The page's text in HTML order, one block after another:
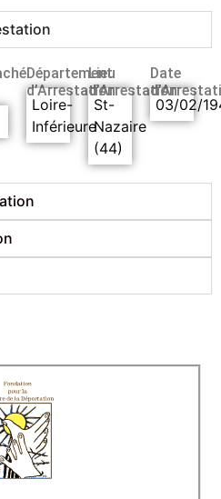
Département
d’Arrestation
Loire-
Inférieure
Lieu
d’Arrestation
St-
Nazaire
(44)
Date
03/02/